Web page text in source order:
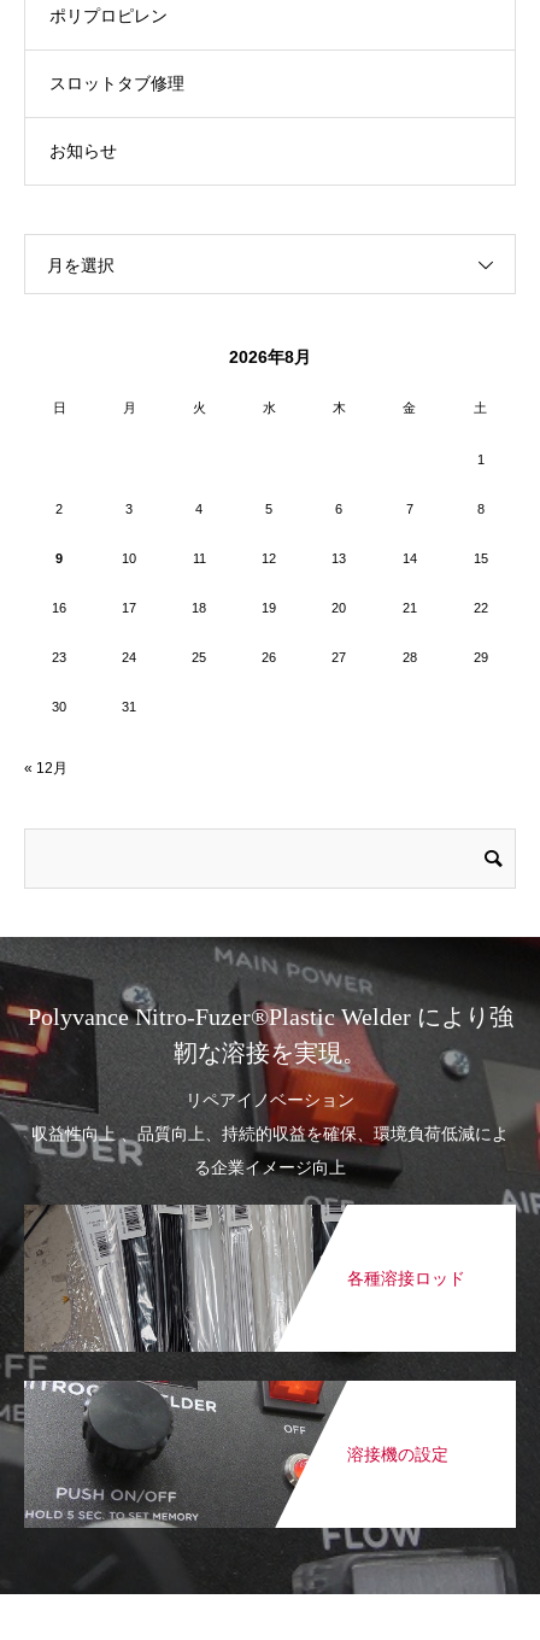
ポリプロピレン
スロットタブ修理
お知らせ
月を選択
2026年8月
日 月 火 水 木 金 土
1
2 3 4 5 6 7 8
9 10 11 12 13 14 15
16 17 18 19 20 21 22
23 24 25 26 27 28 29
30 31
« 12月
Polyvance Nitro-Fuzer®Plastic Welder により強
靭な溶接を実現。
リペアイノベーション
収益性向上 、品質向上、持続的収益を確保、環境負荷低減によ
る企業イメージ向上
各種溶接ロッド
溶接機の設定